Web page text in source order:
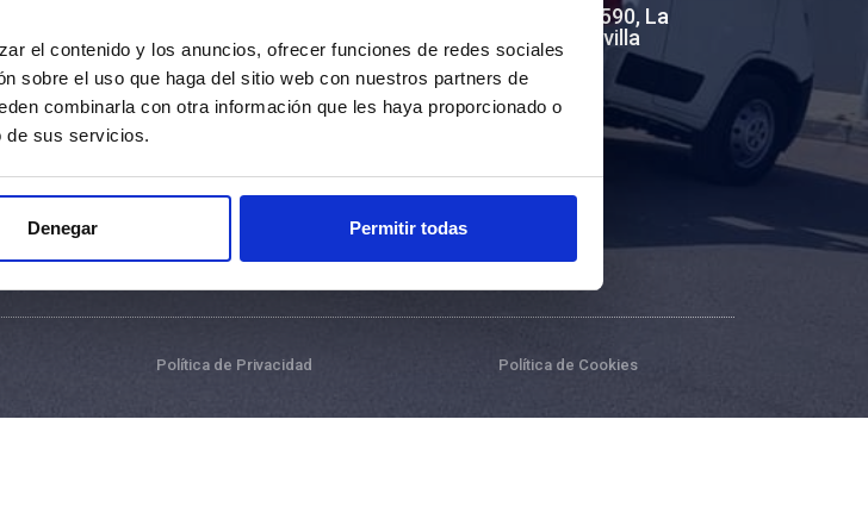
el contenido y los anuncios, ofrecer funciones de redes sociales
sobre el uso que haga del sitio web con nuestros partners de
combinarla con otra información que les haya proporcionado o
de sus servicios.
Denegar Permitir todas
y asistencia en carretera
plataformas portacoches de
Calle Innovación 2, 41590, La
Roda de Andalucía, Sevilla
+(34) 954 01 52 10
Política de Privacidad Política de Cookies